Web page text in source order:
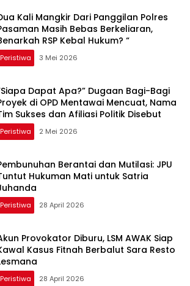
Kali Mangkir Dari Panggilan Polres
Masih Bebas Berkeliaran,
RSP Kebal Hukum? “
Peristiwa 3 Mei 2026
Dapat Apa?” Dugaan Bagi-Bagi
di OPD Mentawai Mencuat, Nama
Sukses dan Afiliasi Politik Disebut
Peristiwa 2 Mei 2026
Berantai dan Mutilasi: JPU
Hukuman Mati untuk Satria
Peristiwa 28 April 2026
Provokator Diburu, LSM AWAK Siap
Kasus Fitnah Berbalut Sara Resto
Peristiwa 28 April 2026